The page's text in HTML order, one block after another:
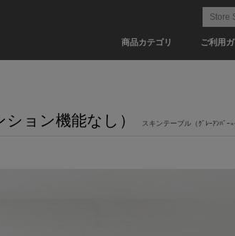
商品カテゴリ ご利用
ョン機能なし） スキンテーブル（ｸﾞﾚｰｱﾝﾊﾞｰ×